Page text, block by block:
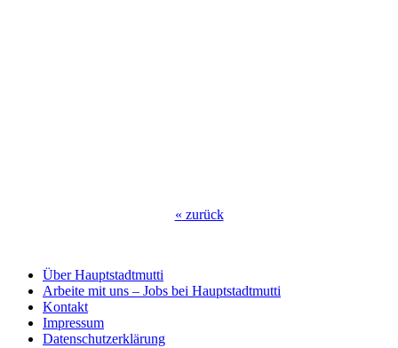
« zurück
Über Hauptstadtmutti
Arbeite mit uns – Jobs bei Hauptstadtmutti
Kontakt
Impressum
Datenschutzerklärung